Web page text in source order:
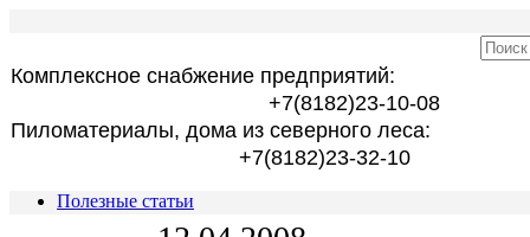
Комплексное снабжение предприятий:
+7(8182)23-10-08
Пиломатериалы, дома из северного леса:
+7(8182)23-32-10
Полезные статьи